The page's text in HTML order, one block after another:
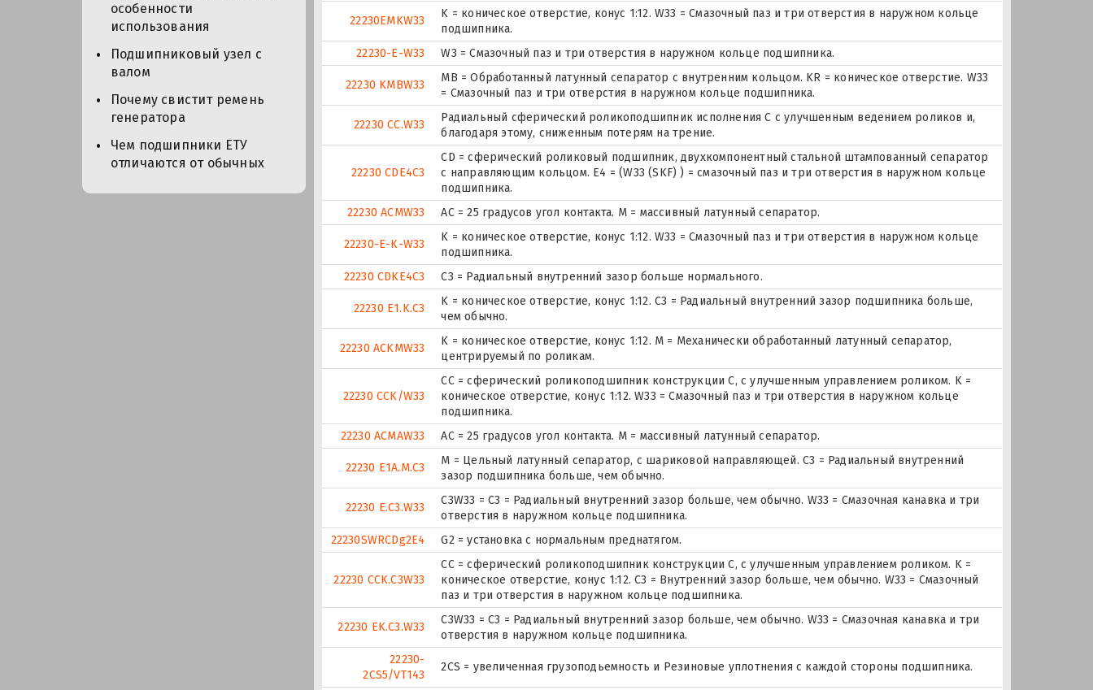
особенности
использования
Подшипниковый узел с
валом
Почему свистит ремень
генератора
Чем подшипники ЕТУ
отличаются от обычных
22230EMKW33
K = коническое отверстие, конус 1:12. W33 = Смазочный паз и три отверстия в наружном кольце
подшипника.
22230-E-W33
W3 = Смазочный паз и три отверстия в наружном кольце подшипника.
22230 KMBW33
MB = Обработанный латунный сепаратор с внутренним кольцом. KR = коническое отверстие. W33
= Смазочный паз и три отверстия в наружном кольце подшипника.
22230 CC.W33
Радиальный сферический роликоподшипник исполнения С с улучшенным ведением роликов и,
благодаря этому, сниженным потерям на трение.
22230 CDE4C3
CD = сферический роликовый подшипник, двухкомпонентный стальной штампованный сепаратор
с направляющим кольцом. E4 = (W33 (SKF) ) = смазочный паз и три отверстия в наружном кольце
подшипника.
22230 ACMW33
AC = 25 градусов угол контакта. M = массивный латунный сепаратор.
22230-E-K-W33
K = коническое отверстие, конус 1:12. W33 = Смазочный паз и три отверстия в наружном кольце
подшипника.
22230 CDKE4C3
C3 = Радиальный внутренний зазор больше нормального.
22230 E1.K.C3
K = коническое отверстие, конус 1:12. C3 = Радиальный внутренний зазор подшипника больше,
чем обычно.
22230 ACKMW33
K = коническое отверстие, конус 1:12. М = Механически обработанный латунный сепаратор,
центрируемый по роликам.
22230 CCK/W33
CC = сферический роликоподшипник конструкции C, с улучшенным управлением роликом. K =
коническое отверстие, конус 1:12. W33 = Смазочный паз и три отверстия в наружном кольце
подшипника.
22230 ACMAW33
AC = 25 градусов угол контакта. M = массивный латунный сепаратор.
22230 E1A.M.C3
M = Цельный латунный сепаратор, с шариковой направляющей. C3 = Радиальный внутренний
зазор подшипника больше, чем обычно.
22230 E.C3.W33
C3W33 = C3 = Радиальный внутренний зазор больше, чем обычно. W33 = Смазочная канавка и три
отверстия в наружном кольце подшипника.
22230SWRCDg2E4
G2 = установка с нормальным преднатягом.
22230 CCK.C3W33
CC = сферический роликоподшипник конструкции C, с улучшенным управлением роликом. K =
коническое отверстие, конус 1:12. C3 = Внутренний зазор больше, чем обычно. W33 = Смазочный
паз и три отверстия в наружном кольце подшипника.
22230 EK.C3.W33
C3W33 = C3 = Радиальный внутренний зазор больше, чем обычно. W33 = Смазочная канавка и три
отверстия в наружном кольце подшипника.
22230-
2CS5/VT143
2CS = увеличенная грузоподьемность и Резиновые уплотнения с каждой стороны подшипника.